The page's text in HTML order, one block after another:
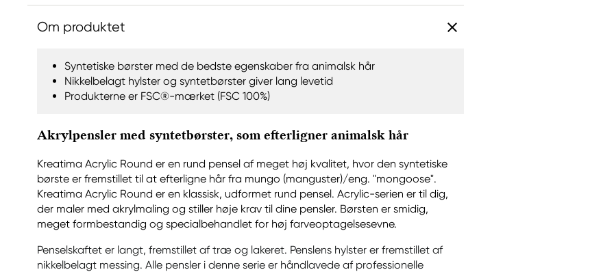
Om produktet
Syntetiske børster med de bedste egenskaber fra animalsk hår
Nikkelbelagt hylster og syntetbørster giver lang levetid
Produkterne er FSC®-mærket (FSC 100%)
Akrylpensler med syntetbørster, som efterligner animalsk hår
Kreatima Acrylic Round er en rund pensel af meget høj kvalitet, hvor den syntetiske
børste er fremstillet til at efterligne hår fra mungo (manguster)/eng. "mongoose".
Kreatima Acrylic Round er en klassisk, udformet rund pensel. Acrylic-serien er til dig,
der maler med akrylmaling og stiller høje krav til dine pensler. Børsten er smidig,
meget formbestandig og specialbehandlet for høj farveoptagelsesevne.
Penselskaftet er langt, fremstillet af træ og lakeret. Penslens hylster er fremstillet af
nikkelbelagt messing. Alle pensler i denne serie er håndlavede af professionelle